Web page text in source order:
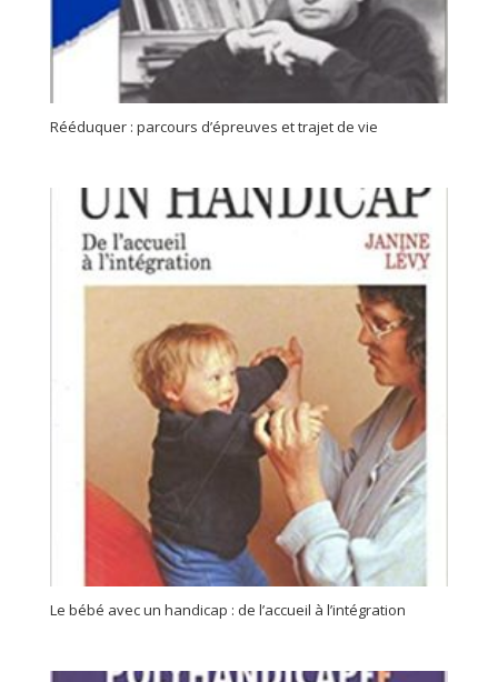
Rééduquer : parcours d’épreuves et trajet de vie
Le bébé avec un handicap : de l’accueil à l’intégration